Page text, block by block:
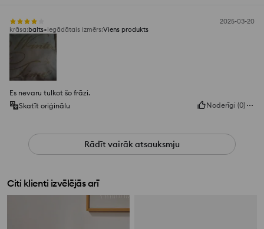
2025-03-20
krāsa:balts iegādātais izmērs:Viens produkts
Es nevaru tulkot šo frāzi.
Skatīt oriģinālu
Noderīgi (0)
Rādīt vairāk atsauksmju
Citi klienti izvēlējās arī